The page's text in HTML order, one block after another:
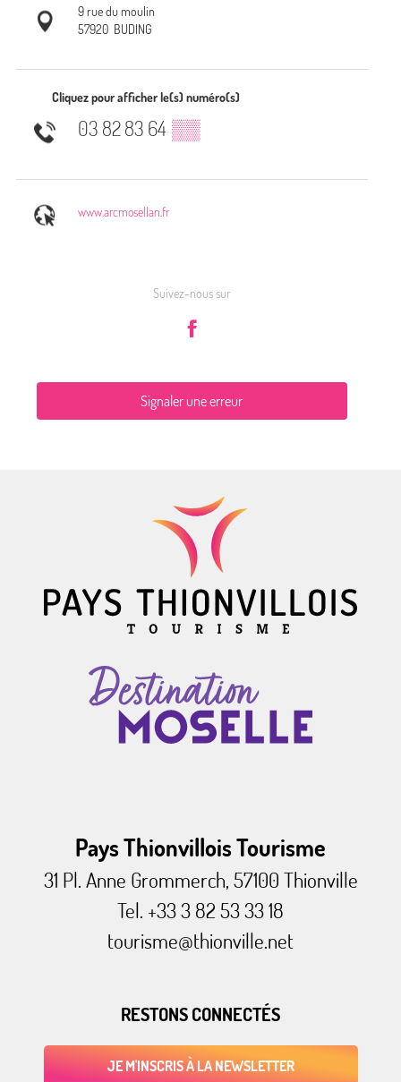
9 rue du moulin
57920 BUDING
Cliquez pour afficher le(s) numéro(s)
03 82 83 64 ▒▒
www.arcmosellan.fr
Suivez-nous sur
Signaler une erreur
Pays Thionvillois Tourisme
31 Pl. Anne Grommerch, 57100 Thionville
Tel. +33 3 82 53 33 18
tourisme@thionville.net
RESTONS CONNECTÉS
JE M'INSCRIS À LA NEWSLETTER